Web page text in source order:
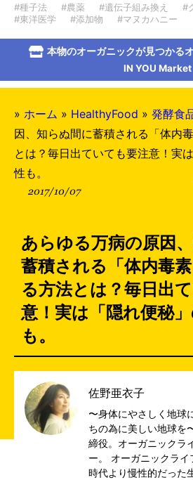
#種子法 #農薬 #遺伝子組み換え
#
#東洋医学
#添加物 #マヌカハニー
本物のオーガニックが見つかる
IN YOU Market
» ホーム » HealthyFood » 発酵食
因、知らぬ間に蓄積される「体内
とは？毎日出ていても要注意！実
性も。
2017/10/07
あらゆる万病の原因
蓄積される「体内毒
る方法とは？毎日出
意！実は「隠れ便秘
も。
佐野亜衣子
〜身体にやさしく地球
ちの為に美しい地球を
締役。オーガニックラ
ー。 オーガニックラ
時代より慢性的だった